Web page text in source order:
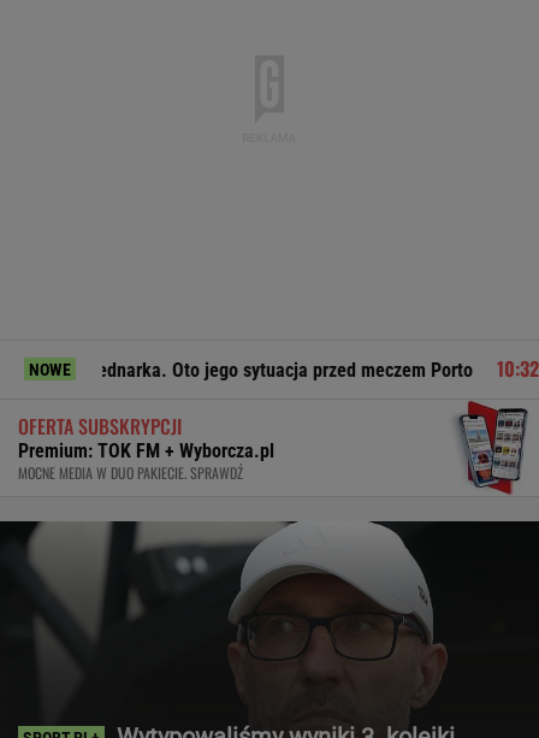
NOWEOto jego sytuacja przed meczem Porto Cezary
OFERTA SUBSKRYPCJI
Premium: TOK FM + Wyborcza.pl
MOCNE MEDIA W DUO PAKIECIE. SPRAWDŹ